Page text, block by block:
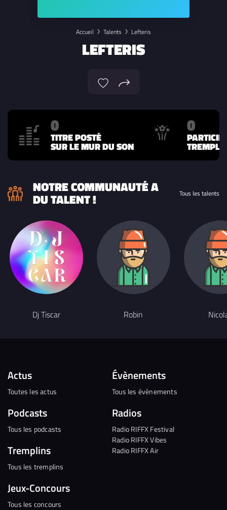
Accueil Talents Lefteris
LEFTERIS
0
TITRE POSTÉ
SUR LE MUR DU SON
0
NOTRE COMMUNAUTÉ A
DU TALENT ! Tous les talents
Dj Tiscar Robin
Actus
Toutes les actus
Podcasts
Tous les podcasts
Tremplins
Tous les tremplins
Jeux-Concours
Tous les concours
Évènements
Tous les évènements
Radios
Radio RIFFX Festival
Radio RIFFX Vibes
Radio RIFFX Air